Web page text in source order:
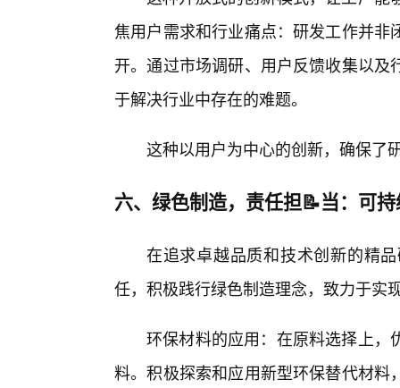
焦用户需求和行业痛点：研发工作并
开。通过市场调研、用户反馈收集以
于解决行业中存在的难题。
这种以用户为中心的创新，确保了
六、绿色制造，责任担📝当：可
在追求卓越品质和技术创新的精
任，积极践行绿色制造理念，致力于实
环保材料的应用：在原料选择上，
料。积极探索和应用新型环保替代材